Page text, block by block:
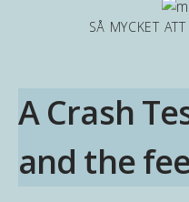
SÅ MYCKET
A Crash
and the